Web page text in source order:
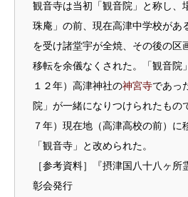
観音寺は当初「観音院」と称し、
珠庵」の前、現在高津中学校があ
を受け諸堂宇が全焼、その後の区
移転を余儀なくされた。「観音院
１２年）高津神社の神宮寺であっ
院」が一緒になりつけられたもの
７年）現在地（高津高校の前）に
「観音寺」と改められた。
［参考資料］『摂津国八十八ヶ
彰会発行